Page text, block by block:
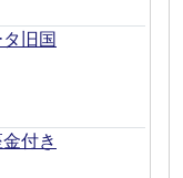
旧国
付き